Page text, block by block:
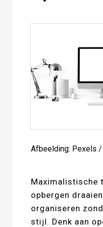
Afbeelding: Pexels
Maximalistische
opbergen
organiseren
stijl. Denk aan